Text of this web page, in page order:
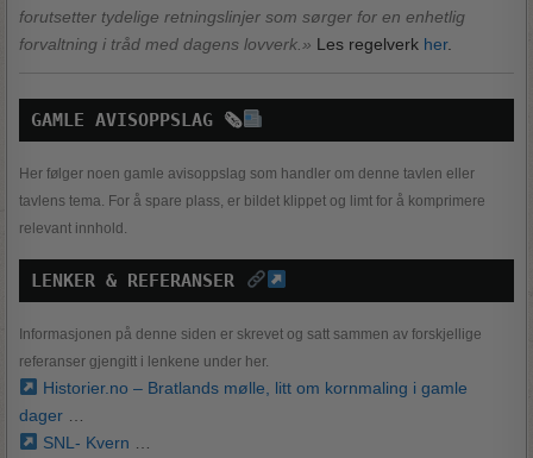
forutsetter tydelige retningslinjer som sørger for en enhetlig
forvaltning i tråd med dagens lovverk.» Les regelverk her.
GAMLE AVISOPPSLAG 🗞
Her følger noen gamle avisoppslag som handler om denne tavlen eller
tavlens tema. For å spare plass, er bildet klippet og limt for å komprimere
relevant innhold.
LENKER & REFERANSER
Informasjonen på denne siden er skrevet og satt sammen av forskjellige
referanser gjengitt i lenkene under her.
Historier.no – Bratlands mølle, litt om kornmaling i gamle
dager
SNL- Kvern